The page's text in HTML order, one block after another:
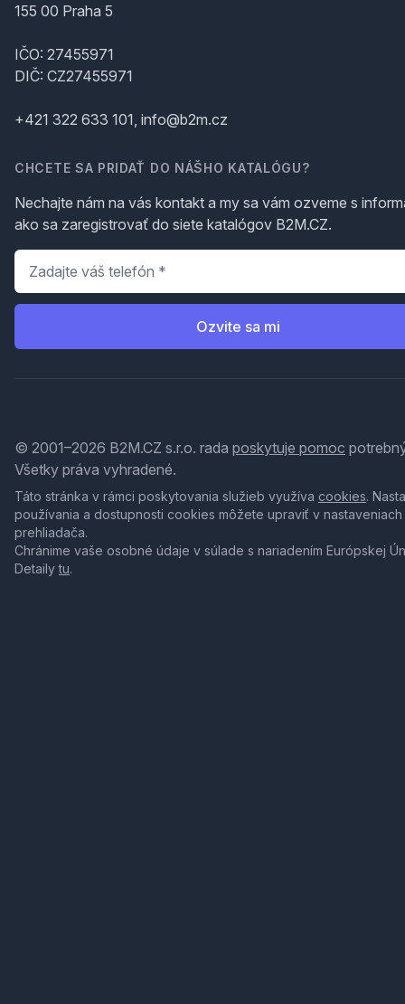
155 00 Praha 5
IČO: 27455971
DIČ: CZ27455971
+421 322 633 101, info@b2m.cz
CHCETE SA PRIDAŤ DO NÁŠHO KATALÓGU?
Nechajte nám na vás kontakt a my sa vám ozveme s
ako sa zaregistrovať do siete katalógov B2M.CZ.
Telefón
Ozvite sa mi
© 2001–2026 B2M.CZ s.r.o. rada poskytuje pomoc
Všetky práva vyhradené.
Táto stránka v rámci poskytovania služieb využíva cookies.
používania a dostupnosti cookies môžete upraviť v nastaveniach
prehliadača.
Chránime vaše osobné údaje v súlade s nariadením Európskej
Detailytu.